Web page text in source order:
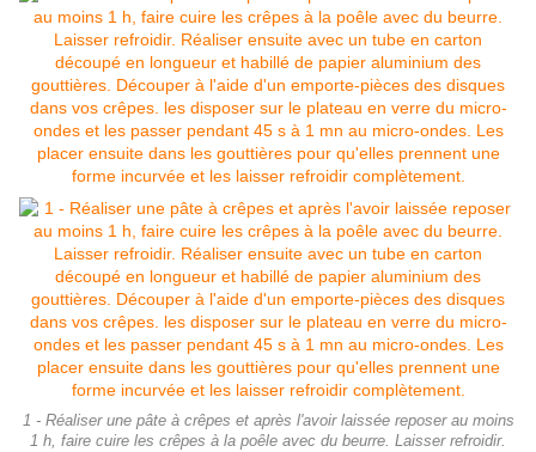
1 - Réaliser une pâte à crêpes et après l'avoir laissée reposer au moins
1 h, faire cuire les crêpes à la poêle avec du beurre. Laisser refroidir.